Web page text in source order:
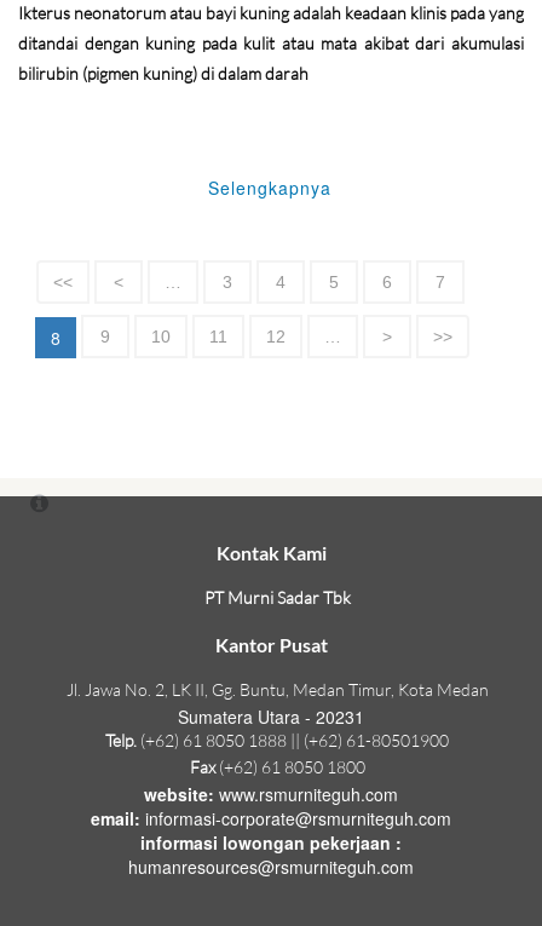
Ikterus neonatorum atau bayi kuning adalah keadaan klinis pada yang
ditandai dengan kuning pada kulit atau mata akibat dari akumulasi
bilirubin (pigmen kuning) di dalam darah
Selengkapnya
<< < 3 4 5 6 7
8 9 10 11 12 > >>
Kontak Kami
PT Murni Sadar Tbk
Kantor Pusat
Jl. Jawa No. 2, LK II, Gg. Buntu, Medan Timur, Kota Medan
Sumatera Utara - 20231
Telp. (+62) 61 8050 1888 || (+62) 61-80501900
Fax(+62) 61 8050 1800
website: www.rsmurniteguh.com
email: informasi-corporate@rsmurniteguh.com
informasi lowongan pekerjaan :
humanresources@rsmurniteguh.com